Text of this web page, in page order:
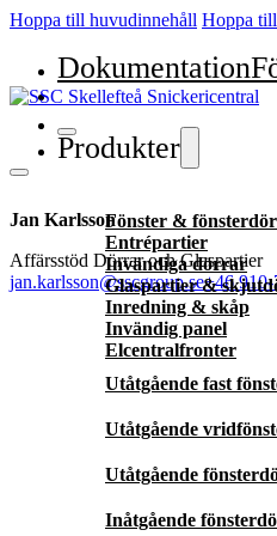
Hoppa till huvudinnehåll Hoppa
Dokumentation
Produkter
Fönster &
Entrépartier
Invändiga dörrar
Glaspartier &
Inredning & skåp
Invändig panel
Elcentralfronter
Utåtgående fast
Utåtgående
Utåtgående
Inåtgående
Jan Karlsson
Affärsstöd Dörrar och Glaspartier
jan.karlsson@sscgroup.se+46